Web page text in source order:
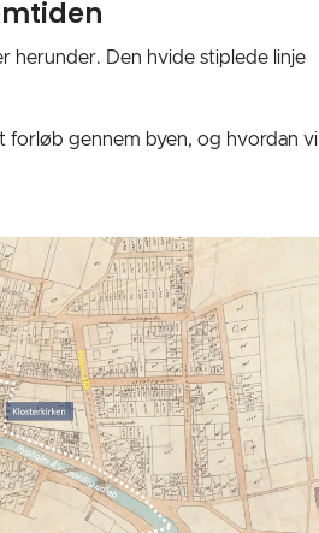
herunder. Den hvide stiplede linje
forløb gennem byen, og hvordan vi